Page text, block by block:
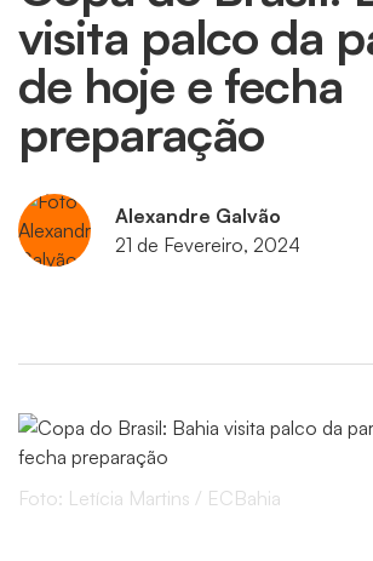
visita palco da
de hoje e fecha
preparação
Alexandre Galvão
21 de Fevereiro, 2024
Foto: Letícia Martins / ECBahia